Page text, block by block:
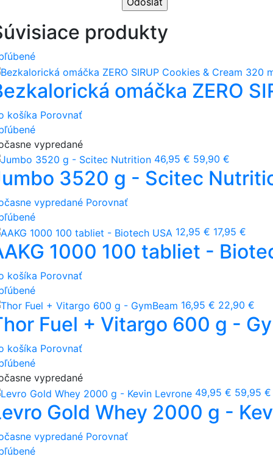
produkty
omáčka ZERO
košíka Porovnať
vypredané
46,95 € 59,90 €
3520 g - Scitec
vypredané Porovnať
12,95 € 17,95 €
1000 100 tabliet -
košíka Porovnať
16,95 € 22,90 €
Fuel + Vitargo 600 g -
košíka Porovnať
vypredané
49,95 € 59,95 €
Gold Whey 2000 g -
vypredané Porovnať